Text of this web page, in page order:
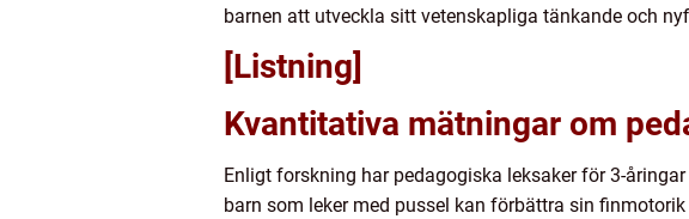
barnen att utveckla sitt vetenskapliga tänkande och
[Listning]
Kvantitativa mätningar om
Enligt forskning har pedagogiska leksaker för 3-
barn som leker med pussel kan förbättra sin